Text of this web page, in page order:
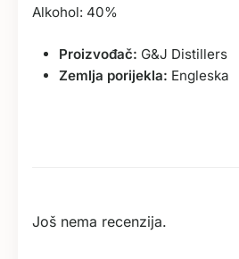
Alkohol: 40%
Proizvođač: G&J Distillers
Zemlja porijekla: Engleska
Još nema recenzija.